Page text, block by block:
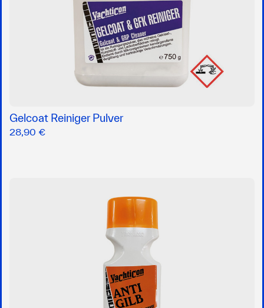
Gelcoat Reiniger Pulver
28,90 €